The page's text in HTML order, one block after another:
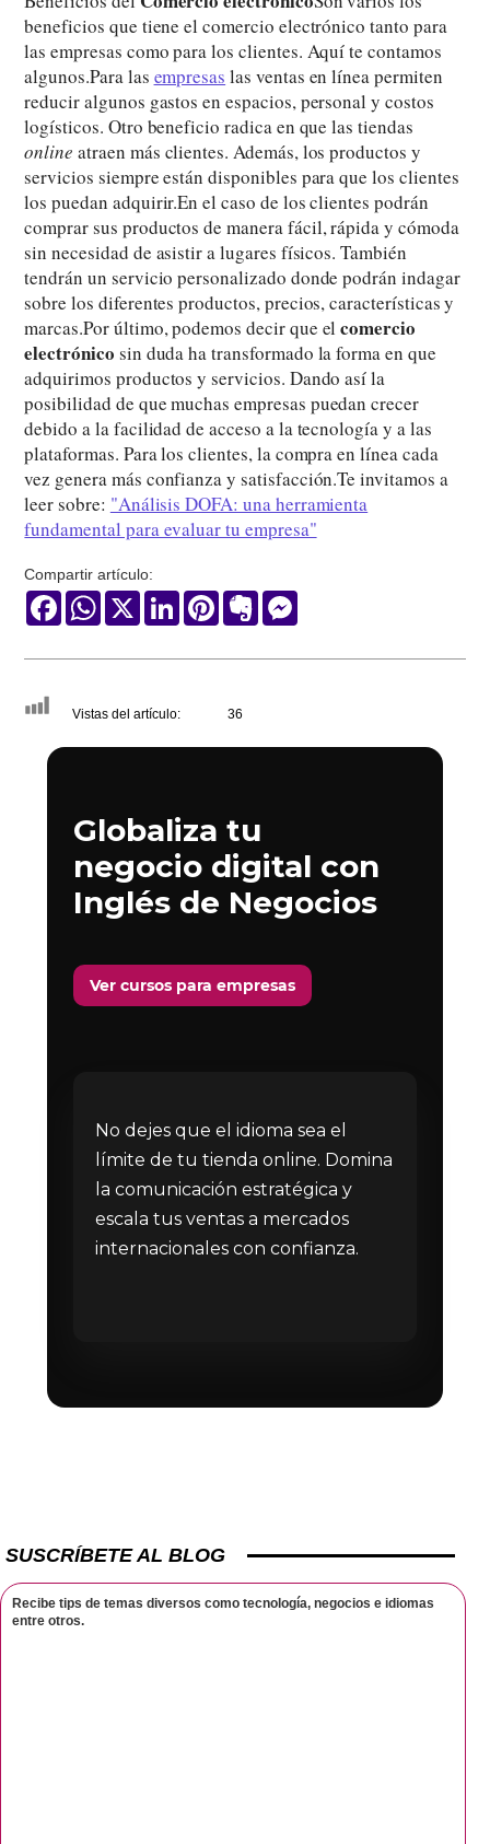
beneficios que tiene el comercio electrónico tanto para
las empresas como para los clientes. Aquí te contamos
algunos.Para las empresas las ventas en línea permiten
reducir algunos gastos en espacios, personal y costos
logísticos. Otro beneficio radica en que las tiendas
onlineatraen más clientes. Además, los productos y
servicios siempre están disponibles para que los clientes
los puedan adquirir.En el caso de los clientes podrán
comprar sus productos de manera fácil, rápida y cómoda
sin necesidad de asistir a lugares físicos. También
tendrán un servicio personalizado donde podrán indagar
sobre los diferentes productos, precios, características y
marcas.Por último, podemos decir que el comercio
electrónico sin duda ha transformado la forma en que
adquirimos productos y servicios. Dando así la
posibilidad de que muchas empresas puedan crecer
debido a la facilidad de acceso a la tecnología y a las
plataformas. Para los clientes, la compra en línea cada
vez genera más confianza y satisfacción.Te invitamos a
leer sobre: "Análisis DOFA: una herramienta
fundamental para evaluar tu empresa"
Compartir artículo:
FacebookWhatsApp
X LinkedInPinterestEvernote
Vistas del artículo: 36
Globaliza tu
negocio digital con
Inglés de Negocios
Ver cursos para empresas
No dejes que el idioma sea el
límite de tu tienda online. Domina
la comunicación estratégica y
escala tus ventas a mercados
internacionales con confianza.
SUSCRÍBETE AL BLOG
Recibe tips de temas diversos como tecnología, negocios e idiomas
entre otros.